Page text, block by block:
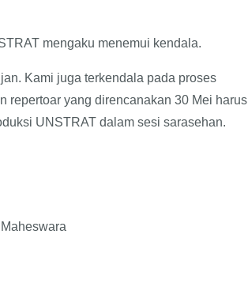
mengaku menemui kendala.
Kami juga terkendala pada proses
repertoar yang direncanakan 30 Mei harus
UNSTRAT dalam sesi sarasehan.